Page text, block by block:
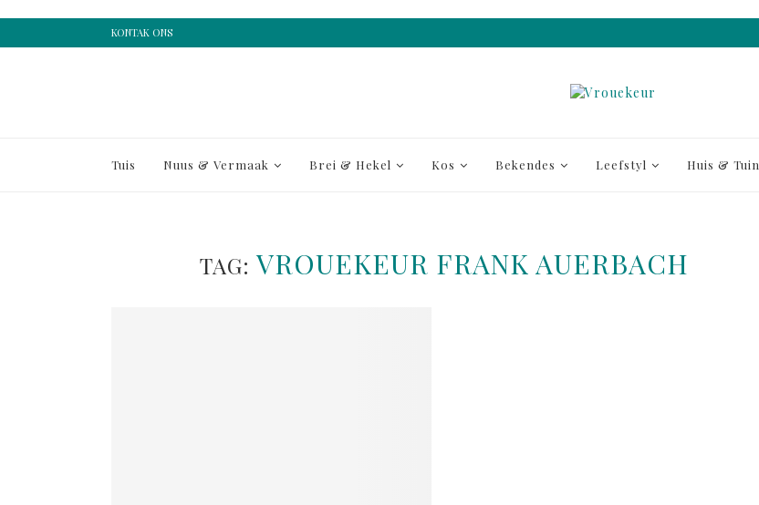
KONTAK ONS
Tuis Nuus & Vermaak Brei & Hekel Kos Bekendes Leefstyl Huis & Tuin
TAG:VROUEKEUR FRANK AUERBACH